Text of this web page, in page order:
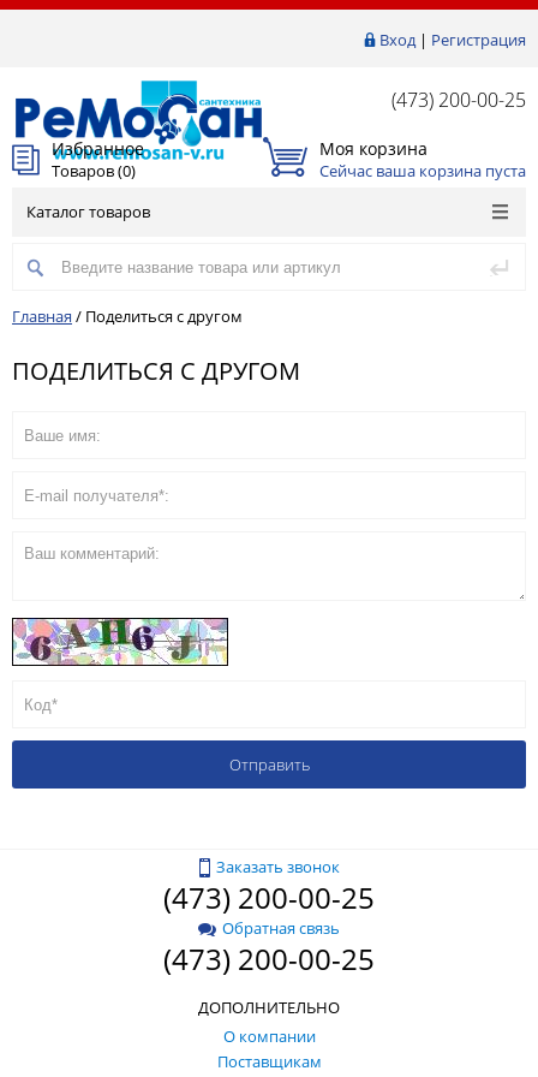
Вход| Регистрация
(473) 200-00-25
Избранное
Товаров (0)
Моя корзина
Сейчас ваша корзина пуста
Каталог товаров
Главная / Поделиться с другом
ПОДЕЛИТЬСЯ С ДРУГОМ
Заказать звонок
(473) 200-00-25
Обратная связь
(473) 200-00-25
ДОПОЛНИТЕЛЬНО
О компании
Поставщикам